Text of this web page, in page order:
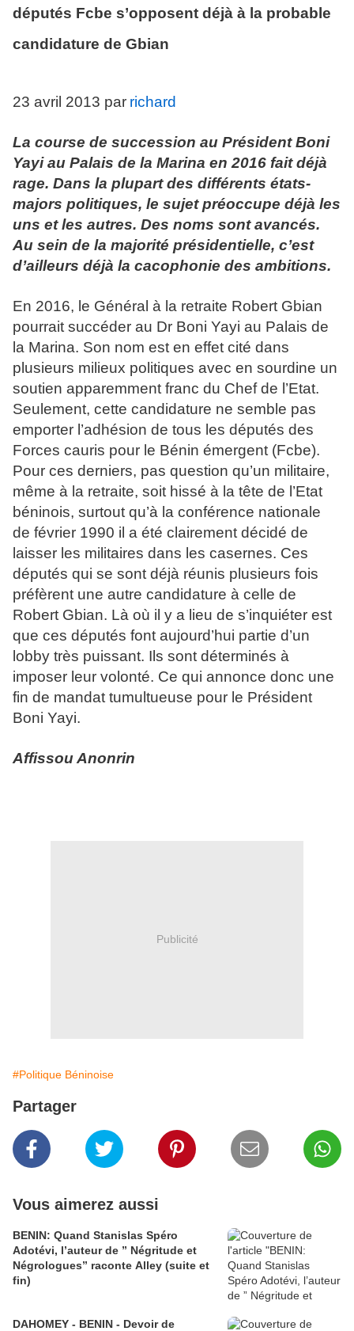
députés Fcbe s’opposent déjà à la probable
candidature de Gbian
23 avril 2013 par richard
La course de succession au Président Boni
Yayi au Palais de la Marina en 2016 fait déjà
rage. Dans la plupart des différents états-
majors politiques, le sujet préoccupe déjà les
uns et les autres. Des noms sont avancés.
Au sein de la majorité présidentielle, c’est
d’ailleurs déjà la cacophonie des ambitions.
En 2016, le Général à la retraite Robert Gbian
pourrait succéder au Dr Boni Yayi au Palais de
la Marina. Son nom est en effet cité dans
plusieurs milieux politiques avec en sourdine un
soutien apparemment franc du Chef de l’Etat.
Seulement, cette candidature ne semble pas
emporter l’adhésion de tous les députés des
Forces cauris pour le Bénin émergent (Fcbe).
Pour ces derniers, pas question qu’un militaire,
même à la retraite, soit hissé à la tête de l’Etat
béninois, surtout qu’à la conférence nationale
de février 1990 il a été clairement décidé de
laisser les militaires dans les casernes. Ces
députés qui se sont déjà réunis plusieurs fois
préfèrent une autre candidature à celle de
Robert Gbian. Là où il y a lieu de s’inquiéter est
que ces députés font aujourd’hui partie d’un
lobby très puissant. Ils sont déterminés à
imposer leur volonté. Ce qui annonce donc une
fin de mandat tumultueuse pour le Président
Boni Yayi.
Affissou Anonrin
Publicité
#Politique Béninoise
Partager
Vous aimerez aussi
BENIN: Quand Stanislas Spéro
Adotévi, l’auteur de ” Négritude et
Négrologues” raconte Alley (suite et
fin)
DAHOMEY - BENIN - Devoir de